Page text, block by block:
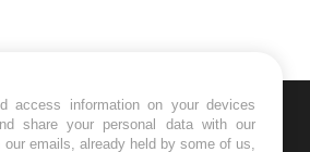
access information on your devices
share your personal data with our
emails, already held by some of us,